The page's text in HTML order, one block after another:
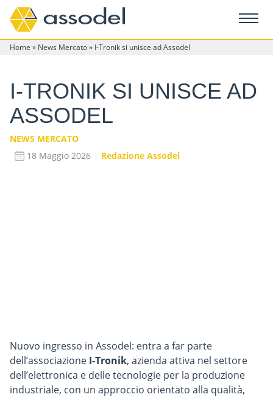
Home » News Mercato» I-Tronik si unisce ad Assodel
I-TRONIK SI UNISCE AD
ASSODEL
NEWS MERCATO
18 Maggio 2026
Redazione Assodel
Nuovo ingresso in Assodel: entra a far parte
dell’associazione I-Tronik, azienda attiva nel settore
dell’elettronica e delle tecnologie per la produzione
industriale, con un approccio orientato alla qualità,